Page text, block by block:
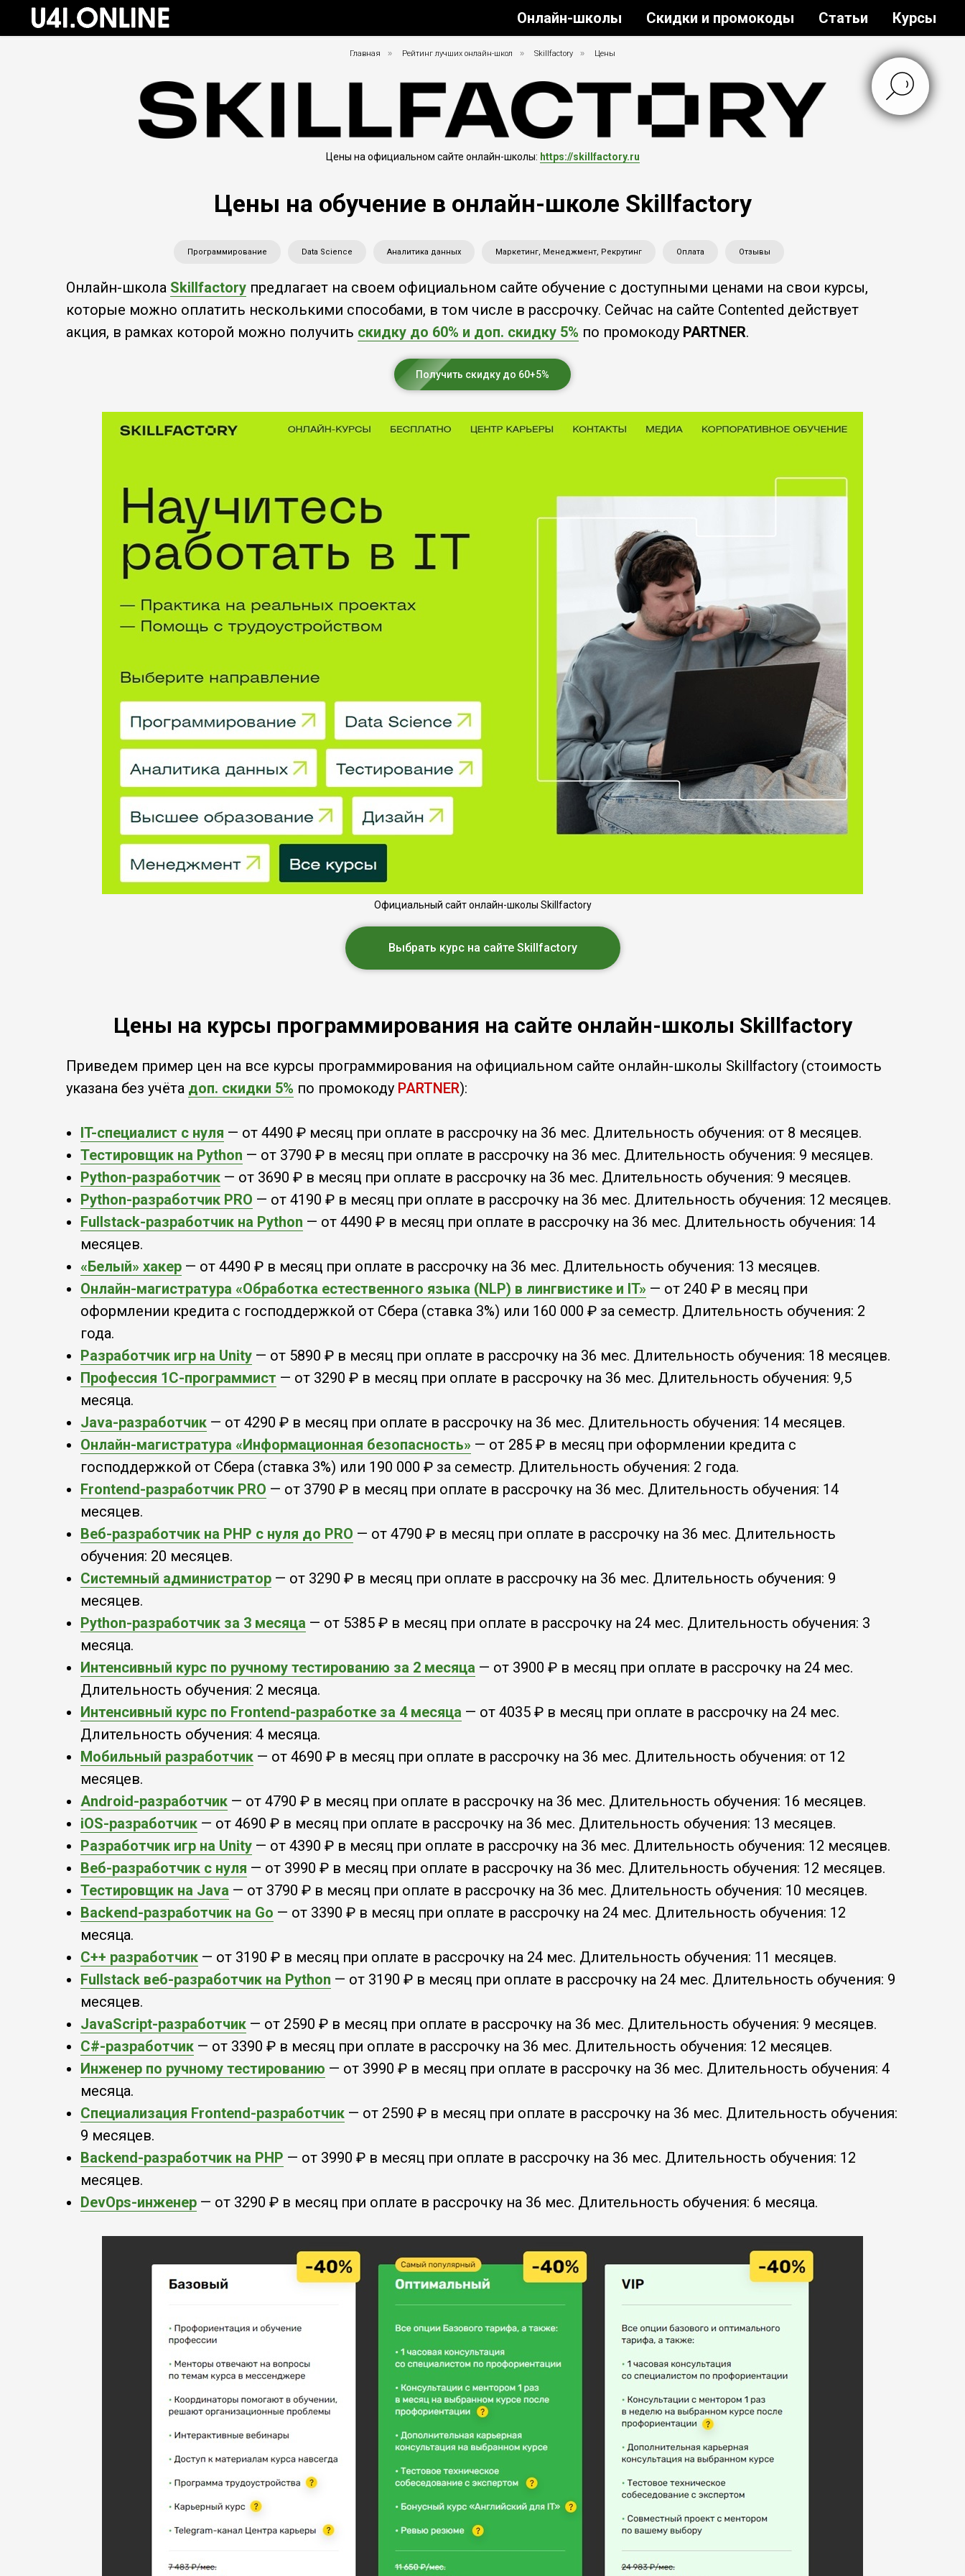
Онлайн-школы Скидки и промокоды Статьи Курсы
Главная » Рейтинг лучших онлайн-школ » Skillfactory » Цены
Цены на официальном сайте онлайн-школы: https://skillfactory.ru
Цены на обучение в онлайн-школе Skillfactory
Программирование Data Science Аналитика данных Маркетинг, Менеджмент, Рекрутинг Оплата Отзывы
Онлайн-школа Skillfactory предлагает на своем официальном сайте обучение с доступными ценами на свои курсы,
которые можно оплатить несколькими способами, в том числе в рассрочку. Сейчас на сайте Contented действует
акция, в рамках которой можно получить скидку до 60% и доп. скидку 5% по промокоду PARTNER.
Получить скидку до 60+5%
Официальный сайт онлайн-школы Skillfactory
Выбрать курс на сайте Skillfactory
Цены на курсы программирования на сайте онлайн-школы Skillfactory
Приведем пример цен на все курсы программирования на официальном сайте онлайн-школы Skillfactory (стоимость
указана без учёта доп. скидки 5% по промокоду PARTNER):
IT-специалист с нуля — от 4490 ₽ месяц при оплате в рассрочку на 36 мес. Длительность обучения: от 8 месяцев.
Тестировщик на Python — от 3790 ₽ в месяц при оплате в рассрочку на 36 мес. Длительность обучения: 9 месяцев.
Python-разработчик — от 3690 ₽ в месяц при оплате в рассрочку на 36 мес. Длительность обучения: 9 месяцев.
Python-разработчик PRO — от 4190 ₽ в месяц при оплате в рассрочку на 36 мес. Длительность обучения: 12 месяцев.
Fullstack-разработчик на Python — от 4490 ₽ в месяц при оплате в рассрочку на 36 мес. Длительность обучения: 14
месяцев.
«Белый» хакер — от 4490 ₽ в месяц при оплате в рассрочку на 36 мес. Длительность обучения: 13 месяцев.
Онлайн-магистратура «Обработка естественного языка (NLP) в лингвистике и IT» — от 240 ₽ в месяц при
оформлении кредита с господдержкой от Сбера (ставка 3%) или 160 000 ₽ за семестр. Длительность обучения: 2
года.
Разработчик игр на Unity — от 5890 ₽ в месяц при оплате в рассрочку на 36 мес. Длительность обучения: 18 месяцев.
Профессия 1С-программист — от 3290 ₽ в месяц при оплате в рассрочку на 36 мес. Длительность обучения: 9,5
месяца.
Java-разработчик — от 4290 ₽ в месяц при оплате в рассрочку на 36 мес. Длительность обучения: 14 месяцев.
Онлайн-магистратура «Информационная безопасность» — от 285 ₽ в месяц при оформлении кредита с
господдержкой от Сбера (ставка 3%) или 190 000 ₽ за семестр. Длительность обучения: 2 года.
Frontend-разработчик PRO — от 3790 ₽ в месяц при оплате в рассрочку на 36 мес. Длительность обучения: 14
месяцев.
Веб-разработчик на PHP с нуля до PRO — от 4790 ₽ в месяц при оплате в рассрочку на 36 мес. Длительность
обучения: 20 месяцев.
Системный администратор — от 3290 ₽ в месяц при оплате в рассрочку на 36 мес. Длительность обучения: 9
месяцев.
Python-разработчик за 3 месяца — от 5385 ₽ в месяц при оплате в рассрочку на 24 мес. Длительность обучения: 3
месяца.
Интенсивный курс по ручному тестированию за 2 месяца — от 3900 ₽ в месяц при оплате в рассрочку на 24 мес.
Длительность обучения: 2 месяца.
Интенсивный курс по Frontend-разработке за 4 месяца — от 4035 ₽ в месяц при оплате в рассрочку на 24 мес.
Длительность обучения: 4 месяца.
Мобильный разработчик — от 4690 ₽ в месяц при оплате в рассрочку на 36 мес. Длительность обучения: от 12
месяцев.
Android-разработчик — от 4790 ₽ в месяц при оплате в рассрочку на 36 мес. Длительность обучения: 16 месяцев.
iOS-разработчик — от 4690 ₽ в месяц при оплате в рассрочку на 36 мес. Длительность обучения: 13 месяцев.
Разработчик игр на Unity — от 4390 ₽ в месяц при оплате в рассрочку на 36 мес. Длительность обучения: 12 месяцев.
Веб-разработчик с нуля — от 3990 ₽ в месяц при оплате в рассрочку на 36 мес. Длительность обучения: 12 месяцев.
Тестировщик на Java — от 3790 ₽ в месяц при оплате в рассрочку на 36 мес. Длительность обучения: 10 месяцев.
Backend-разработчик на Go — от 3390 ₽ в месяц при оплате в рассрочку на 24 мес. Длительность обучения: 12
месяца.
C++ разработчик — от 3190 ₽ в месяц при оплате в рассрочку на 24 мес. Длительность обучения: 11 месяцев.
Fullstack веб-разработчик на Python — от 3190 ₽ в месяц при оплате в рассрочку на 24 мес. Длительность обучения: 9
месяцев.
JavaScript-разработчик — от 2590 ₽ в месяц при оплате в рассрочку на 36 мес. Длительность обучения: 9 месяцев.
C#-разработчик — от 3390 ₽ в месяц при оплате в рассрочку на 36 мес. Длительность обучения: 12 месяцев.
Инженер по ручному тестированию — от 3990 ₽ в месяц при оплате в рассрочку на 36 мес. Длительность обучения: 4
месяца.
Специализация Frontend-разработчик — от 2590 ₽ в месяц при оплате в рассрочку на 36 мес. Длительность обучения:
9 месяцев.
Backend-разработчик на PHP — от 3990 ₽ в месяц при оплате в рассрочку на 36 мес. Длительность обучения: 12
месяцев.
DevOps-инженер — от 3290 ₽ в месяц при оплате в рассрочку на 36 мес. Длительность обучения: 6 месяца.